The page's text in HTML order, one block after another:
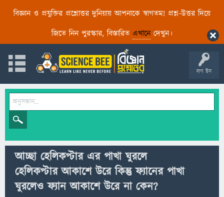
বিজ্ঞান ও প্রযুক্তির প্রশ্নোত্তর দুনিয়ায় আপনাকে স্বাগতম! প্রশ্ন-উত্তর দিয়ে
জিতে নিন পুরস্কার, বিস্তারিত এখানেদেখুন।
লগ ইন
আচ্ছা হেলিকপ্টার এর পাখা ঘুরলে
হেলিকপ্টার আকাশে উরে কিন্তু ফ্যানের পাখা
ঘুরলেও ফ্যান আকাশে উরে না কেন?